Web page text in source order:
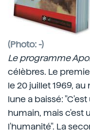
(Photo: -)
Le programme
célèbres. Le
le 20 juillet 1969,
lune a baissé:
humain, mais c'est
l'humanité". La